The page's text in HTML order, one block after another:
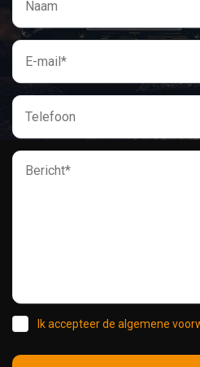
Ik accepteer de algemene